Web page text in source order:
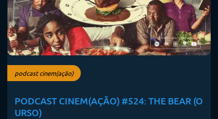
podcast cinem(ação)
PODCAST CINEM(AÇÃO) #524: THE BEAR (O
URSO)